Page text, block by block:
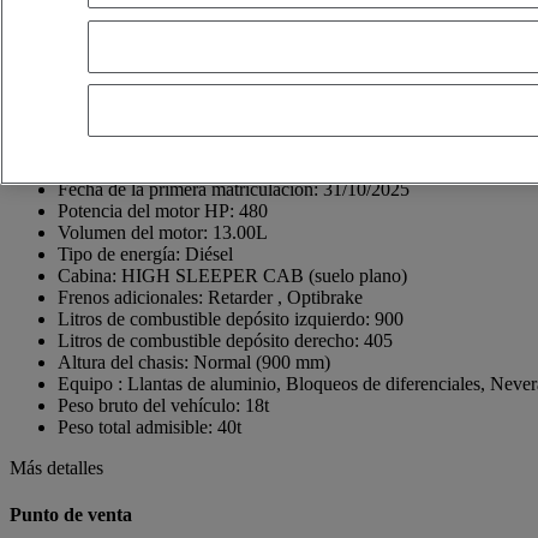
Ctra. de Córdoba-Málaga, Km. 68,290
+34 957 51 33 51
Fecha de la primera matriculación: 31/10/2025
Potencia del motor HP: 480
Volumen del motor: 13.00L
Tipo de energía: Diésel
Cabina: HIGH SLEEPER CAB (suelo plano)
Frenos adicionales: Retarder , Optibrake
Litros de combustible depósito izquierdo: 900
Litros de combustible depósito derecho: 405
Altura del chasis: Normal (900 mm)
Equipo : Llantas de aluminio, Bloqueos de diferenciales,
Peso bruto del vehículo: 18t
Peso total admisible: 40t
Más detalles
Punto de venta